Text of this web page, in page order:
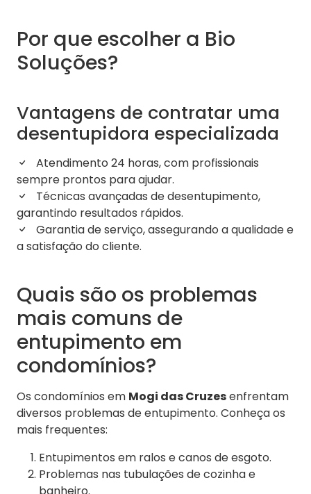
Por que escolher a Bio
Soluções?
Vantagens de contratar uma
desentupidora especializada
Atendimento 24 horas, com profissionais
sempre prontos para ajudar.
Técnicas avançadas de desentupimento,
garantindo resultados rápidos.
Garantia de serviço, assegurando a qualidade e
a satisfação do cliente.
Quais são os problemas
mais comuns de
entupimento em
condomínios?
Os condomínios em Mogi das Cruzesenfrentam
diversos problemas de entupimento. Conheça os
mais frequentes:
Entupimentos em ralos e canos de esgoto.
Problemas nas tubulações de cozinha e